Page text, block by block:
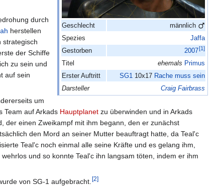
Geschlecht
männlich
Spezies
Jaffa
Gestorben
2007[1]
Titel ehemals Primus
Erster Auftritt
SG1 10x17 Rache muss sein
Darsteller
Craig Fairbrass
durch
herstellen
strategisch
der Schiffe
zu sein und
auf sein
um
Team auf Arkads Hauptplanet zu überwinden und in Arkads
der einen Zweikampf mit ihm begann, den er zunächst
den Mord an seiner Mutter beauftragt hatte, da Teal'c
Teal'c noch einmal alle seine Kräfte und es gelang ihm,
und so konnte Teal'c ihn langsam töten, indem er ihm
von SG-1 aufgebracht. [2]